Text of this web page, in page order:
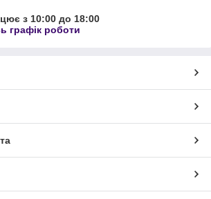
з 10:00 до 18:00
графік роботи